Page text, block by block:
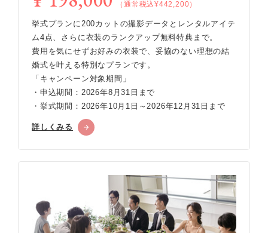
（通常税込¥442,200）
挙式プランに200カットの撮影データとレンタルアイテ
ム4点、さらに衣装のランクアップ無料特典まで。
費用を気にせずお好みの衣装で、妥協のない理想の結
婚式を叶える特別なプランです。
「キャンペーン対象期間」
・申込期間：2026年8月31日まで
・挙式期間：2026年10月1日～2026年12月31日まで
詳しくみる